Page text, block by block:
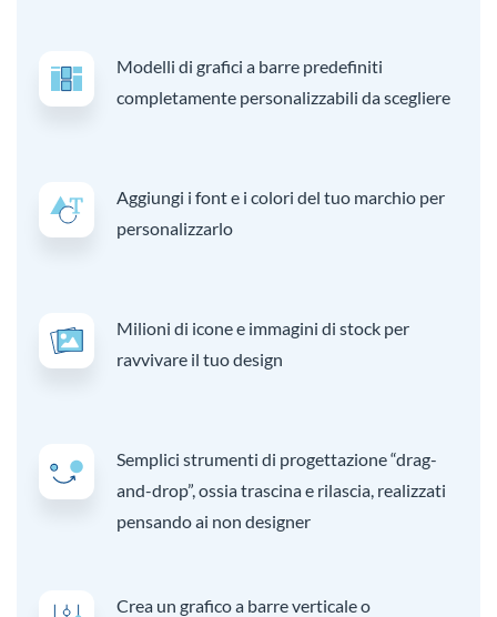
Modelli di grafici a barre predefiniti
completamente personalizzabili da scegliere
Aggiungi i font e i colori del tuo marchio per
personalizzarlo
Milioni di icone e immagini di stock per
ravvivare il tuo design
Semplici strumenti di progettazione “drag-
and-drop”, ossia trascina e rilascia, realizzati
pensando ai non designer
Crea un grafico a barre verticale o